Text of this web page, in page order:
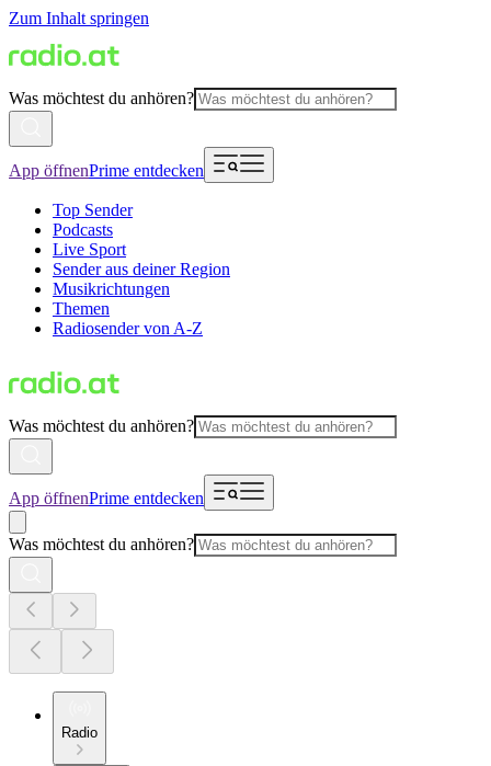
Zum Inhalt springen
Was möchtest du anhören?
App öffnenPrime entdecken
Top Sender
Podcasts
Live Sport
Sender aus deiner Region
Musikrichtungen
Themen
Radiosender von A-Z
Was möchtest du anhören?
App öffnenPrime entdecken
Was möchtest du anhören?
Radio